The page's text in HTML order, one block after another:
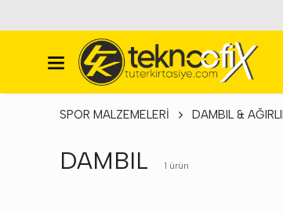
SPOR MALZEMELERİ DAMBIL &
DAMBIL 1 ürün